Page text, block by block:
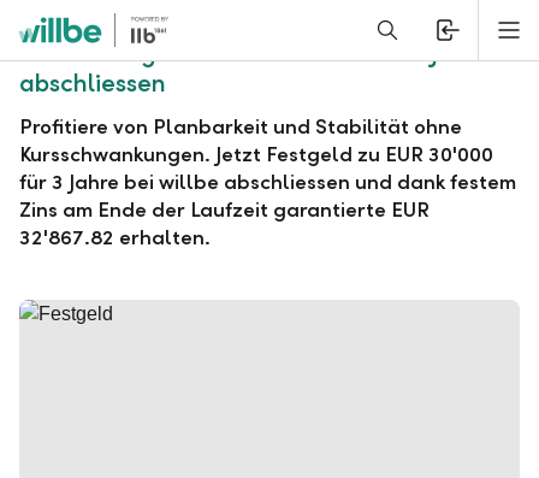
Alerts.Headline
willbe Festgeld zu EUR 30'000 für 3 Jahre
abschliessen
Profitiere von Planbarkeit und Stabilität ohne
Kursschwankungen. Jetzt Festgeld zu EUR 30'000
für 3 Jahre bei willbe abschliessen und dank festem
Zins am Ende der Laufzeit garantierte EUR
32'867.82 erhalten.